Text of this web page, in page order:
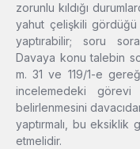
zorunlu kıldığı
yahut çelişkili gördüğü
yaptırabilir; soru
Davaya konu talebin
m. 31 ve 119/1-e
incelemedeki görevi
belirlenmesini
yaptırmalı, bu eksiklik
etmelidir.